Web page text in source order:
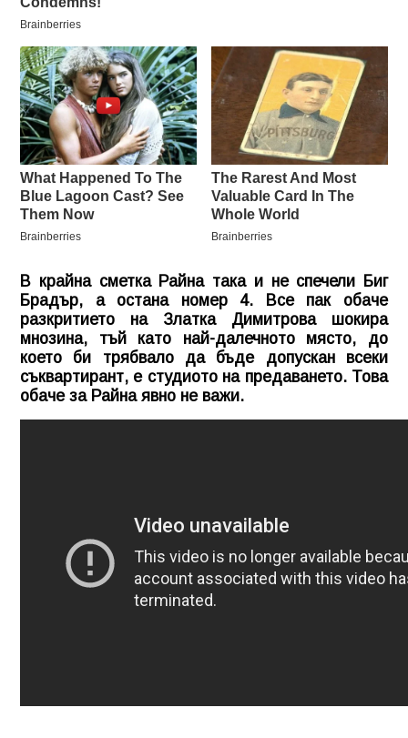
В крайна сметка Райна така и не спечели Биг
Брадър, а остана номер 4. Все пак обаче
разкритието на Златка Димитрова шокира
мнозина, тъй като най-далечното място, до
което би трябвало да бъде допускан всеки
съквартирант, е студиото на предаването. Това
обаче за Райна явно не важи.